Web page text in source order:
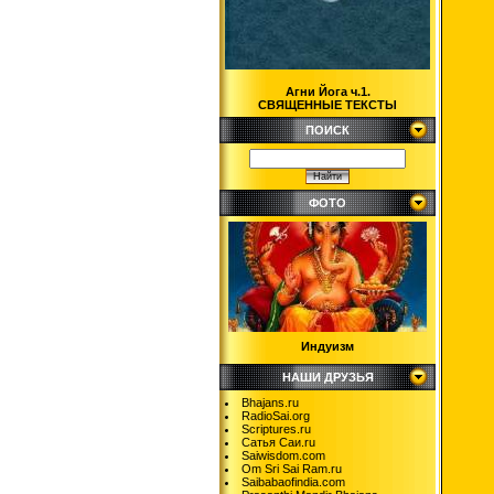
Агни Йога ч.1.
СВЯЩЕННЫЕ ТЕКСТЫ
ПОИСК
ФОТО
Индуизм
НАШИ ДРУЗЬЯ
Bhajans.ru
RadioSai.org
Scriptures.ru
Сатья Саи.ru
Saiwisdom.com
Om Sri Sai Ram.ru
Saibabaofindia.com